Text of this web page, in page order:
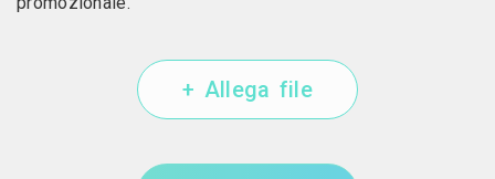
+ Allega file